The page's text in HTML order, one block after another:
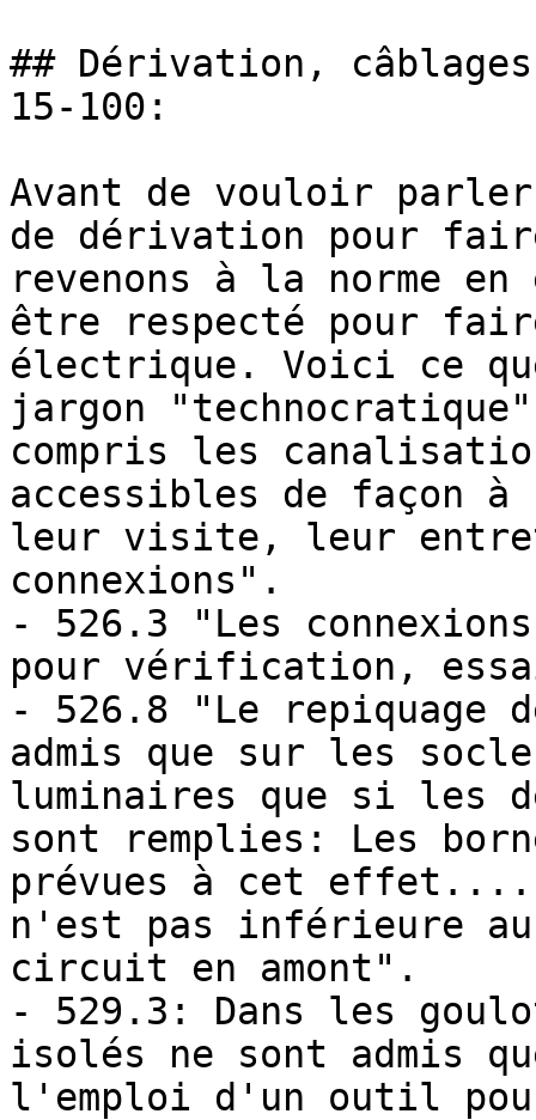
## Dérivation,
15-100:
Avant de vouloir
de dérivation pour
revenons à la norme
être respecté pour
électrique. Voici ce
jargon
compris les
accessibles de façon
leur visite, leur
connexions".
- 526.3 "Les
pour vérification,
- 526.8 "Le repiquage
admis que sur les
luminaires que si les
sont remplies: Les
prévues à cet
n'est pas inférieure
circuit en amont".
- 529.3: Dans les
isolés ne sont admis
l'emploi d'un outil